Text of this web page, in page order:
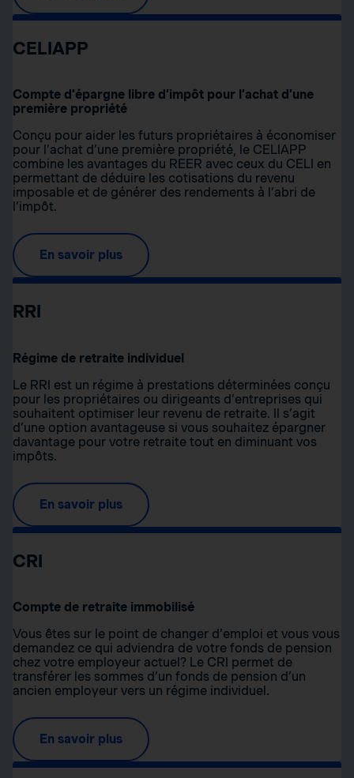
CELIAPP
Compte d’épargne libre d’impôt pour l’achat d’une
première propriété
Conçu pour aider les futurs propriétaires à économiser
pour l’achat d’une première propriété, le CELIAPP
combine les avantages du REER avec ceux du CELI en
permettant de déduire les cotisations du revenu
imposable et de générer des rendements à l’abri de
l’impôt.
En savoir plus
RRI
Régime de retraite individuel
Le RRI est un régime à prestations déterminées conçu
pour les propriétaires ou dirigeants d’entreprises qui
souhaitent optimiser leur revenu de retraite. Il s’agit
d’une option avantageuse si vous souhaitez épargner
davantage pour votre retraite tout en diminuant vos
impôts.
En savoir plus
CRI
Compte de retraite immobilisé
Vous êtes sur le point de changer d’emploi et vous vous
demandez ce qui adviendra de votre fonds de pension
chez votre employeur actuel? Le CRI permet de
transférer les sommes d’un fonds de pension d’un
ancien employeur vers un régime individuel.
En savoir plus